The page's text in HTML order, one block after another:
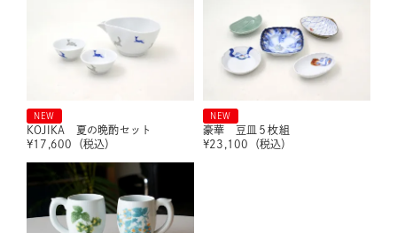
NEW
KOJIKA 夏の晩酌セット
¥17,600 （税込）
NEW
豪華 豆皿５枚組
¥23,100 （税込）